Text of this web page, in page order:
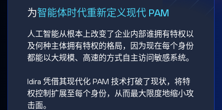
为智能体时代重新定义现代 PAM
人工智能从根本上改变了企业内部谁拥有特权以
及何种主体拥有特权的格局，因为现在每个身份
都能以大规模、高速的方式自主访问敏感系统。
Idira 凭借其现代化 PAM 技术打破了现状，将特
权控制扩展至每个身份，从而最大限度地缩小攻
击面。